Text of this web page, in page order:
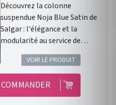
Découvrez la colonne
suspendue Noja Blue Satin de
Salgar : l'élégance et la
modularité au service de
toutes les salles de bain !
Colonne NOJA BLUE SATIN.
Gamme: NOJA . Finition: Blue
Satin . 2 portes . Fermeture
amortie. Meuble suspendu .
VOIR LE PRODUIT
COMMANDER